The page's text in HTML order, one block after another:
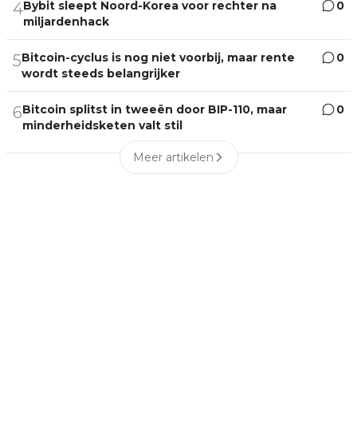
4Bybit sleept Noord-Korea voor rechter na
miljardenhack
0
5Bitcoin-cyclus is nog niet voorbij, maar rente
wordt steeds belangrijker
0
6Bitcoin splitst in tweeën door BIP-110, maar
minderheidsketen valt stil
0
Meer artikelen